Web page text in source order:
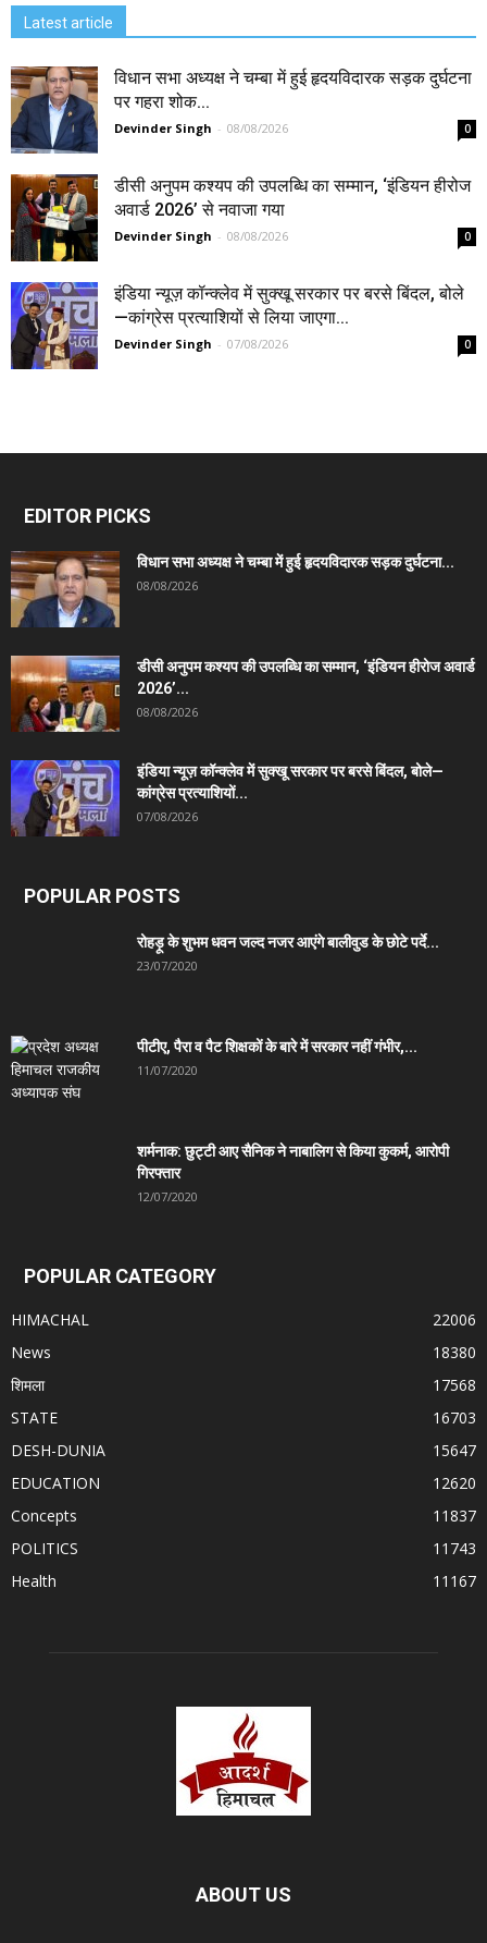
Latest article
विधान सभा अध्यक्ष ने चम्बा में हुई हृदयविदारक सड़क दुर्घटना
पर गहरा शोक...
Devinder Singh - 08/08/2026 0
डीसी अनुपम कश्यप की उपलब्धि का सम्मान, ‘इंडियन हीरोज
अवार्ड 2026’ से नवाजा गया
Devinder Singh - 08/08/2026 0
इंडिया न्यूज़ कॉन्क्लेव में सुक्खू सरकार पर बरसे बिंदल, बोले
—कांग्रेस प्रत्याशियों से लिया जाएगा...
Devinder Singh - 07/08/2026 0
EDITOR PICKS
विधान सभा अध्यक्ष ने चम्बा में हुई हृदयविदारक सड़क दुर्घटना...
08/08/2026
डीसी अनुपम कश्यप की उपलब्धि का सम्मान, ‘इंडियन हीरोज अवार्ड
2026’...
08/08/2026
इंडिया न्यूज़ कॉन्क्लेव में सुक्खू सरकार पर बरसे बिंदल, बोले—
कांग्रेस प्रत्याशियों...
07/08/2026
POPULAR POSTS
रोहड़ू के शुभम धवन जल्द नजर आएंगे बालीवुड के छोटे पर्दे...
23/07/2020
पीटीए, पैरा व पैट शिक्षकों के बारे में सरकार नहीं गंभीर,...
11/07/2020
शर्मनाक: छुट्टी आए सैनिक ने नाबालिग से किया कुकर्म, आरोपी
गिरफ्तार
12/07/2020
POPULAR CATEGORY
HIMACHAL
22006
News
18380
शिमला
17568
STATE
16703
DESH-DUNIA
15647
EDUCATION
12620
Concepts
11837
POLITICS
11743
Health
11167
ABOUT US